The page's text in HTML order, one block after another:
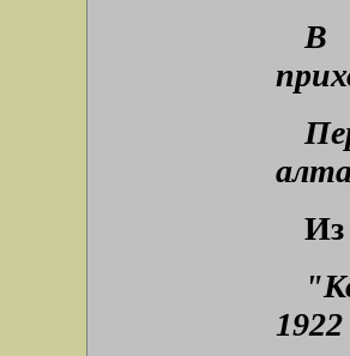
В
Из